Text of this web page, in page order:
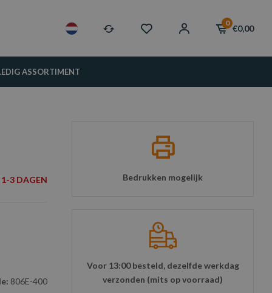
0
€0,00
ASSORTIMENT
3 DAGEN
806E-400
Bedrukken mogelijk
Voor 13:00 besteld, dezelfde werkdag
verzonden (mits op voorraad)